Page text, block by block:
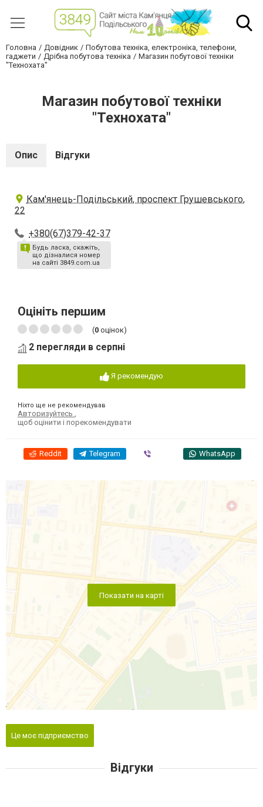
Головна Довідник
Побутова техніка, електроніка, телефони,
гаджети
Дрібна побутова техніка
Магазин побутової техніки
"Технохата"
Магазин побутової техніки
"Технохата"
Опис Відгуки
Кам'янець-Подільський, проспект Грушевського,
22
+380(67)379-42-37
Будь ласка, скажіть,
що дізналися номер
на сайті 3849.com.ua
Оцініть першим
(0 оцінок)
2 перегляди в серпні
Я рекомендую
Ніхто ще не рекомендував
Авторизуйтесь
щоб оцінити і порекомендувати
Reddit Telegram WhatsApp
Показати на карті
Це моє підприємство
Відгуки